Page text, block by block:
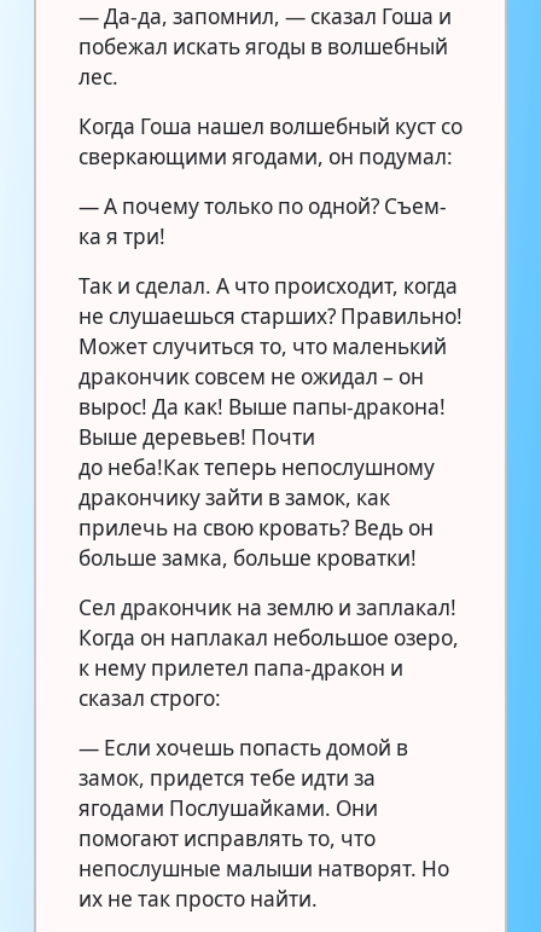
— Да-да, запомнил, — сказал Гоша и
побежал искать ягоды в волшебный
лес.
Когда Гоша нашел волшебный куст со
сверкающими ягодами, он подумал:
— А почему только по одной? Съем-
ка я три!
Так и сделал. А что происходит, когда
не слушаешься старших? Правильно!
Может случиться то, что маленький
дракончик совсем не ожидал – он
вырос! Да как! Выше папы-дракона!
Выше деревьев! Почти
до неба!Как теперь непослушному
дракончику зайти в замок, как
прилечь на свою кровать? Ведь он
больше замка, больше кроватки!
Сел дракончик на землю и заплакал!
Когда он наплакал небольшое озеро,
к нему прилетел папа-дракон и
сказал строго:
— Если хочешь попасть домой в
замок, придется тебе идти за
ягодами Послушайками. Они
помогают исправлять то, что
непослушные малыши натворят. Но
их не так просто найти.